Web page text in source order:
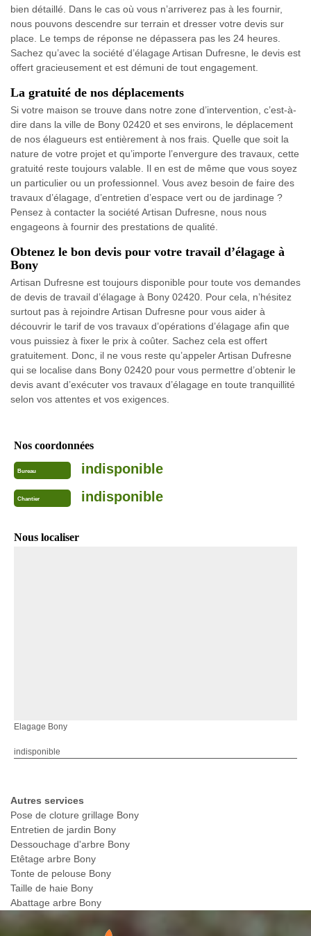
bien détaillé. Dans le cas où vous n’arriverez pas à les fournir,
nous pouvons descendre sur terrain et dresser votre devis sur
place. Le temps de réponse ne dépassera pas les 24 heures.
Sachez qu’avec la société d’élagage Artisan Dufresne, le devis est
offert gracieusement et est démuni de tout engagement.
La gratuité de nos déplacements
Si votre maison se trouve dans notre zone d’intervention, c’est-à-
dire dans la ville de Bony 02420 et ses environs, le déplacement
de nos élagueurs est entièrement à nos frais. Quelle que soit la
nature de votre projet et qu’importe l’envergure des travaux, cette
gratuité reste toujours valable. Il en est de même que vous soyez
un particulier ou un professionnel. Vous avez besoin de faire des
travaux d’élagage, d’entretien d’espace vert ou de jardinage ?
Pensez à contacter la société Artisan Dufresne, nous nous
engageons à fournir des prestations de qualité.
Obtenez le bon devis pour votre travail d’élagage à
Bony
Artisan Dufresne est toujours disponible pour toute vos demandes
de devis de travail d’élagage à Bony 02420. Pour cela, n’hésitez
surtout pas à rejoindre Artisan Dufresne pour vous aider à
découvrir le tarif de vos travaux d’opérations d’élagage afin que
vous puissiez à fixer le prix à coûter. Sachez cela est offert
gratuitement. Donc, il ne vous reste qu’appeler Artisan Dufresne
qui se localise dans Bony 02420 pour vous permettre d’obtenir le
devis avant d’exécuter vos travaux d’élagage en toute tranquillité
selon vos attentes et vos exigences.
Nos coordonnées
Bureau indisponible
Chantier indisponible
Nous localiser
Elagage Bony
indisponible
Autres services
Pose de cloture grillage Bony
Entretien de jardin Bony
Dessouchage d'arbre Bony
Etêtage arbre Bony
Tonte de pelouse Bony
Taille de haie Bony
Abattage arbre Bony